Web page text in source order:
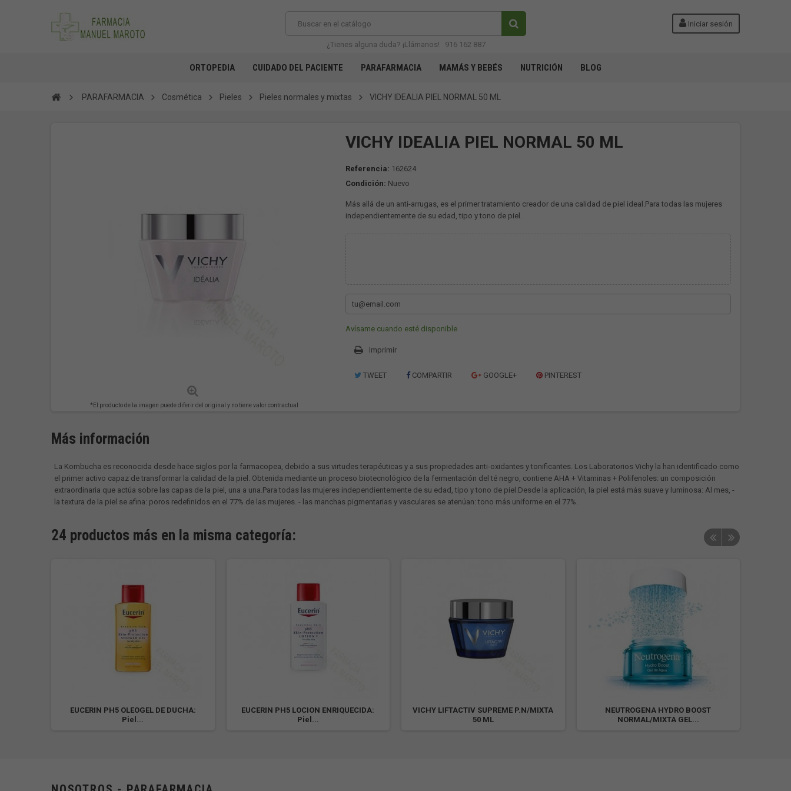
Iniciar sesión
¿Tienes alguna duda? ¡Llámanos! 916 162 887
ORTOPEDIA CUIDADO DEL PACIENTE PARAFARMACIA MAMÁS Y BEBÉS NUTRICIÓN BLOG
PARAFARMACIA Cosmética Pieles Pieles normales y mixtas VICHY IDEALIA PIEL NORMAL 50 ML
*El producto de la imagen puede diferir del original y no tiene valor contractual
VICHY IDEALIA PIEL NORMAL 50 ML
Referencia: 162624
Condición: Nuevo
Más allá de un anti-arrugas, es el primer tratamiento creador de una calidad de piel ideal.Para todas las mujeres
independientemente de su edad, tipo y tono de piel.
Avísame cuando esté disponible
Imprimir
TWEET COMPARTIR GOOGLE+ PINTEREST
Más información
La Kombucha es reconocida desde hace siglos por la farmacopea, debido a sus virtudes terapéuticas y a sus propiedades anti-oxidantes y tonificantes. Los Laboratorios Vichy la han identificado como
el primer activo capaz de transformar la calidad de la piel. Obtenida mediante un proceso biotecnológico de la fermentación del té negro, contiene AHA + Vitaminas + Polifenoles: un composición
extraordinaria que actúa sobre las capas de la piel, una a una.Para todas las mujeres independientemente de su edad, tipo y tono de piel.Desde la aplicación, la piel está más suave y luminosa: Al mes, -
la textura de la piel se afina: poros redefinidos en el 77% de las mujeres. - las manchas pigmentarias y vasculares se atenúan: tono más uniforme en el 77%.
24 productos más en la misma categoría:
EUCERIN PH5 OLEOGEL DE DUCHA:
Piel...
EUCERIN PH5 LOCION ENRIQUECIDA:
Piel...
VICHY LIFTACTIV SUPREME P.N/MIXTA
50 ML
NEUTROGENA HYDRO BOOST
NORMAL/MIXTA GEL...